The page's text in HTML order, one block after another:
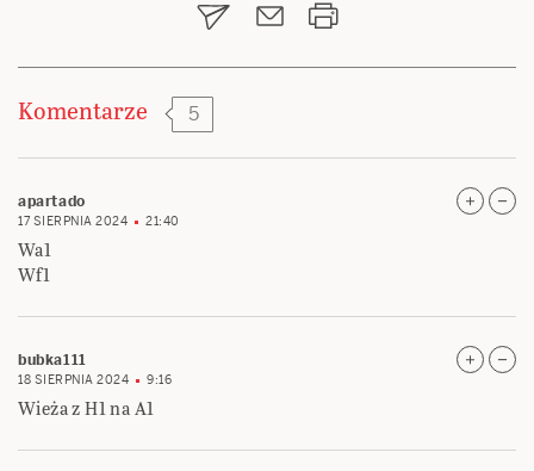
Komentarze 5
apartado
17 SIERPNIA 2024 21:40
Wa1
Wf1
bubka111
18 SIERPNIA 2024 9:16
Wieża z H1 na A1